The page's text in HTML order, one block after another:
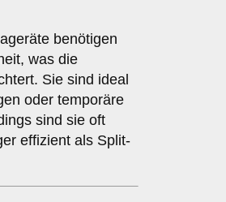
benötigen
was die
Sie sind ideal
oder temporäre
sind sie oft
effizient als Split-